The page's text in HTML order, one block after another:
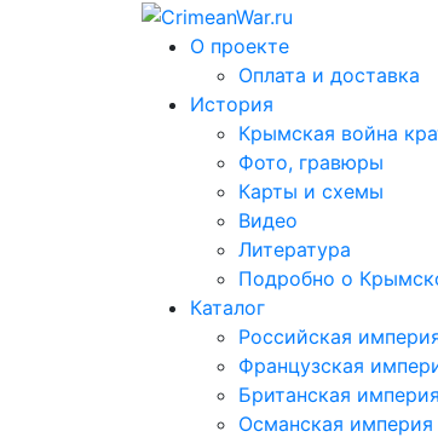
О проекте
Оплата и доставка
История
Крымская война
Фото, гравюры
Карты и схемы
Видео
Литература
Подробно о
Каталог
Российская
Французская
Британская империя
Османская империя